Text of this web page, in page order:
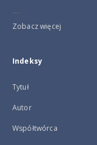
...
Zobacz więcej
Indeksy
Tytuł
Autor
Współtwórca